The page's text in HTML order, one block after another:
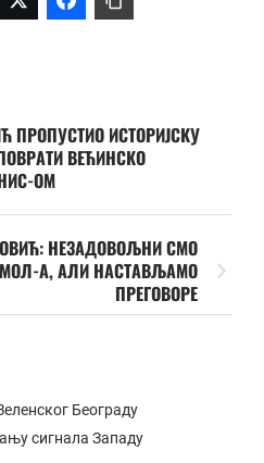
ПРОПУСТИО ИСТОРИЈСКУ
ВЕЋИНСКО
ОМ
НЕЗАДОВОЉНИ СМО
А, АЛИ НАСТАВЉАМО
ПРЕГОВОРЕ
Београду
сигнала Западу